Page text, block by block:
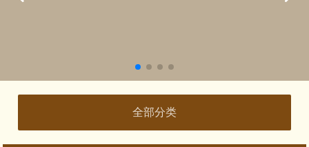
学术天地
党务宣教
全部分类